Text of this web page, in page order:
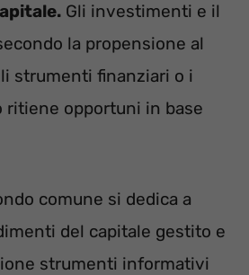
Gli investimenti e il
la propensione al
strumenti finanziari o i
ritiene opportuni in base
comune si dedica a
del capitale gestito e
strumenti informativi